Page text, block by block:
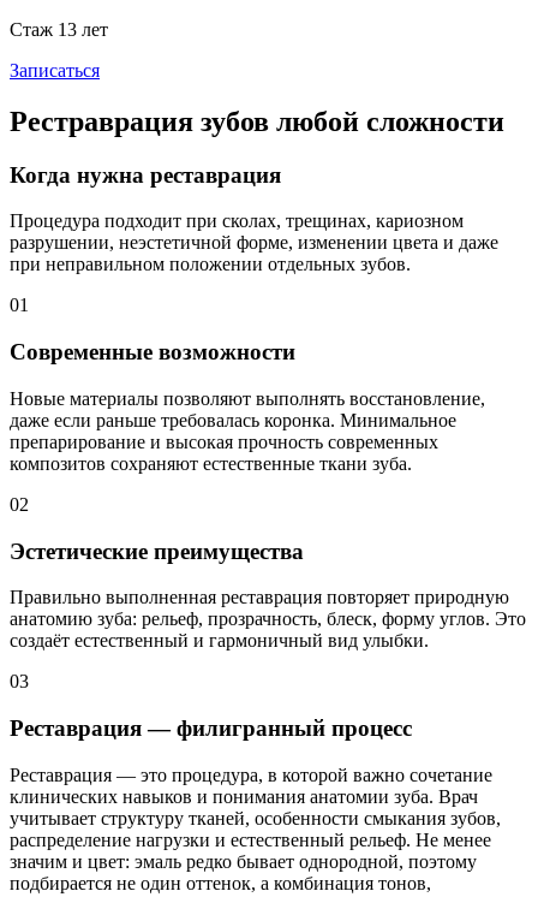
Стаж 13 лет
Записаться
Рестраврация зубов любой сложности
Когда нужна реставрация
Процедура подходит при сколах, трещинах, кариозном
разрушении, неэстетичной форме, изменении цвета и даже
при неправильном положении отдельных зубов.
01
Современные возможности
Новые материалы позволяют выполнять восстановление,
даже если раньше требовалась коронка. Минимальное
препарирование и высокая прочность современных
композитов сохраняют естественные ткани зуба.
02
Эстетические преимущества
Правильно выполненная реставрация повторяет природную
анатомию зуба: рельеф, прозрачность, блеск, форму углов. Это
создаёт естественный и гармоничный вид улыбки.
03
Реставрация — филигранный процесс
Реставрация — это процедура, в которой важно сочетание
клинических навыков и понимания анатомии зуба. Врач
учитывает структуру тканей, особенности смыкания зубов,
распределение нагрузки и естественный рельеф. Не менее
значим и цвет: эмаль редко бывает однородной, поэтому
подбирается не один оттенок, а комбинация тонов,